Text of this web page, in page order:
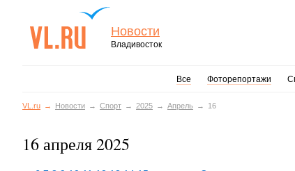
Новости
Владивосток
Все Фоторепортажи
VL.ru Новости Спорт 2025 Апрель 16
16 апреля 2025